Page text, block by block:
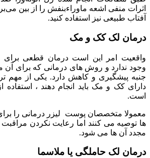
اثرات منفی اشعه ماوراءبنفش را از بین
آفتاب طبیعی نیز استفاده کنید.
درمان لک کک و مک
واقعیت امر این است درمان قطعی برای
وجود ندارد و روش های درمانی که برای
جنبه پیشگیری و کاهش دارد. یکی از مهم
دارای کک و مک باید انجام دهند ،
است.
معمولا متخصصان پوست لیزر درمانی را
ها توصیه می کنند اما رعایت نکردن
مجدد آن ها می شود.
درمان لک حاملگی یا ملاسما